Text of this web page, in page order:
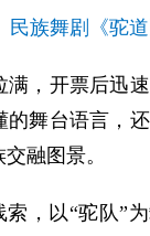
民族舞剧《驼道
，开票后迅
的舞台语言，
融图景。
索，以“驼队”